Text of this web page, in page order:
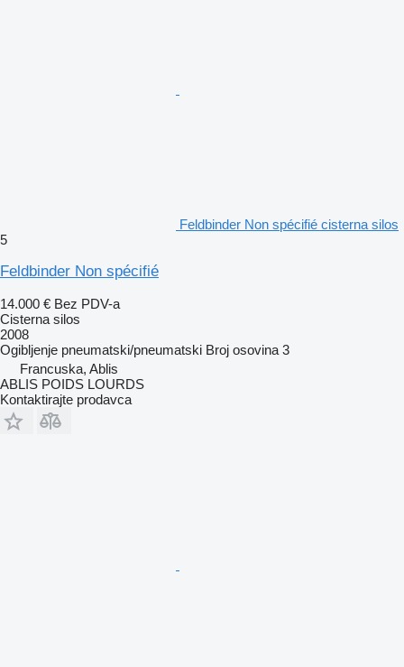
Feldbinder Non spécifié cisterna silos
5
Feldbinder Non spécifié
14.000 € Bez PDV-a
Cisterna silos
2008
Ogibljenje pneumatski/pneumatski Broj osovina 3
Francuska, Ablis
ABLIS POIDS LOURDS
Kontaktirajte prodavca